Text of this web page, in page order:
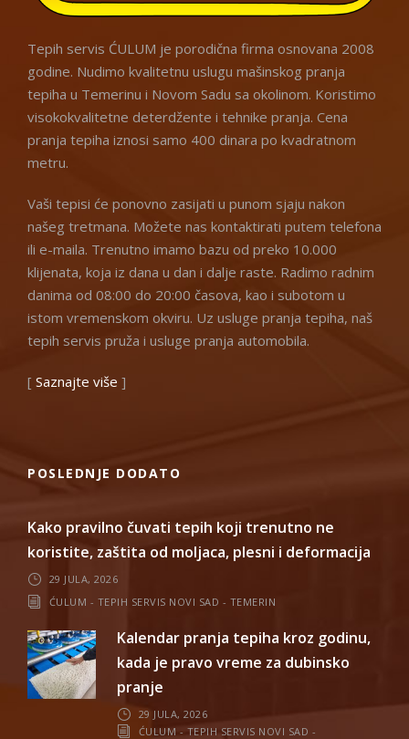
Tepih servis ĆULUM je porodična firma osnovana 2008
godine. Nudimo kvalitetnu uslugu mašinskog pranja
tepiha u Temerinu i Novom Sadu sa okolinom. Koristimo
visokokvalitetne deterdžente i tehnike pranja. Cena
pranja tepiha iznosi samo 400 dinara po kvadratnom
metru.
Vaši tepisi će ponovno zasijati u punom sjaju nakon
našeg tretmana. Možete nas kontaktirati putem telefona
ili e-maila. Trenutno imamo bazu od preko 10.000
klijenata, koja iz dana u dan i dalje raste. Radimo radnim
danima od 08:00 do 20:00 časova, kao i subotom u
istom vremenskom okviru. Uz usluge pranja tepiha, naš
tepih servis pruža i usluge pranja automobila.
[ Saznajte više ]
POSLEDNJE DODATO
Kako pravilno čuvati tepih koji trenutno ne
koristite, zaštita od moljaca, plesni i deformacija
29 JULA, 2026
ĆULUM - TEPIH SERVIS NOVI SAD - TEMERIN
Kalendar pranja tepiha kroz godinu,
kada je pravo vreme za dubinsko
pranje
29 JULA, 2026
ĆULUM - TEPIH SERVIS NOVI SAD -